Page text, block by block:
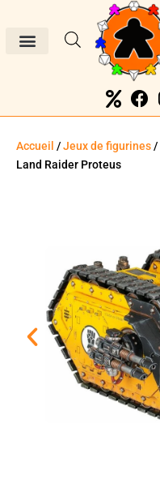
Accueil /Jeux de figurines/
Land Raider Proteus